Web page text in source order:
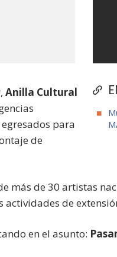
,Anilla Cultural
para
de
más de 30 artistas
actividades de
en el asunto: